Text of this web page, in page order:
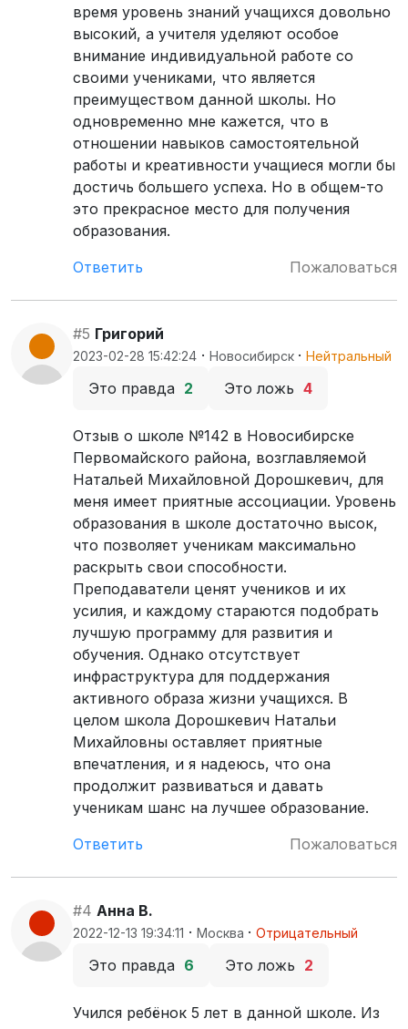
время уровень знаний учащихся довольно
высокий, а учителя уделяют особое
внимание индивидуальной работе со
своими учениками, что является
преимуществом данной школы. Но
одновременно мне кажется, что в
отношении навыков самостоятельной
работы и креативности учащиеся могли бы
достичь большего успеха. Но в общем-то
это прекрасное место для получения
образования.
Ответить
Пожаловаться
#5 Григорий
2023-02-28 15:42:24 · Новосибирск · Нейтральный
Это правда 2 Это ложь 4
Отзыв о школе №142 в Новосибирске
Первомайского района, возглавляемой
Натальей Михайловной Дорошкевич, для
меня имеет приятные ассоциации. Уровень
образования в школе достаточно высок,
что позволяет ученикам максимально
раскрыть свои способности.
Преподаватели ценят учеников и их
усилия, и каждому стараются подобрать
лучшую программу для развития и
обучения. Однако отсутствует
инфраструктура для поддержания
активного образа жизни учащихся. В
целом школа Дорошкевич Натальи
Михайловны оставляет приятные
впечатления, и я надеюсь, что она
продолжит развиваться и давать
ученикам шанс на лучшее образование.
Ответить
Пожаловаться
#4 Анна В.
2022-12-13 19:34:11 · Москва · Отрицательный
Это правда 6 Это ложь 2
Учился ребёнок 5 лет в данной школе. Из